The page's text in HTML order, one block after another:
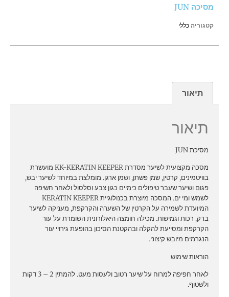
מסיכה JUN
קטגוריה כללי
תיאור
תיאור
מסיכת JUN
מסכה מקצועית לשיער מסדרת KK-KERATIN KEEPER מועשרת
בוויטמינים, קרטין, שמן פשתן, ושמן ארגן. מומלצת במיוחד לשיער יבש,
פגום ושיער שעבר טיפולים כימיים כגון צבע וסלסול ולאחר חשיפה
לשמש ומי ים. המסכה מיוצרת בכנולוגיית KERATIN KEEPER
המיועדת לשמירה על הקרטין של השערה והקרקפת, מעניקה לשיער
ברק, רכות וגמישות. מכילה חומצה היאלורונית השומרת על עור
הקרקפת ומסייעת להקלה ובהקטנת הסיכון בהופעת גירויי עור
הנגרמים מיובש קיצוני.
הוראות שימוש
לאחר חפיפה למרוח על שיער רטוב ולעסות מעט. להמתין 2 – 3 דקות
ולשטוף.